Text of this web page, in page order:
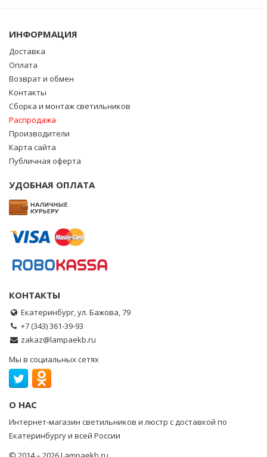
ИНФОРМАЦИЯ
Доставка
Оплата
Возврат и обмен
Контакты
Сборка и монтаж светильников
Распродажа
Производители
Карта сайта
Публичная оферта
УДОБНАЯ ОПЛАТА
КОНТАКТЫ
Екатеринбург, ул. Бажова, 79
+7 (343) 361-39-93
zakaz@lampaekb.ru
Мы в социальных сетях
О НАС
Интернет-магазин светильников и люстр с доставкой по
Екатеринбургу и всей России